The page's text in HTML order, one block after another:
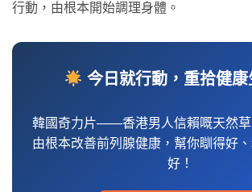
行動，由根本開始調理身體。
今日就行動，重拾健康
韓國奇力片——香港男人信賴嘅天然草
由根本改善前列腺健康，幫你瞓得好
好！